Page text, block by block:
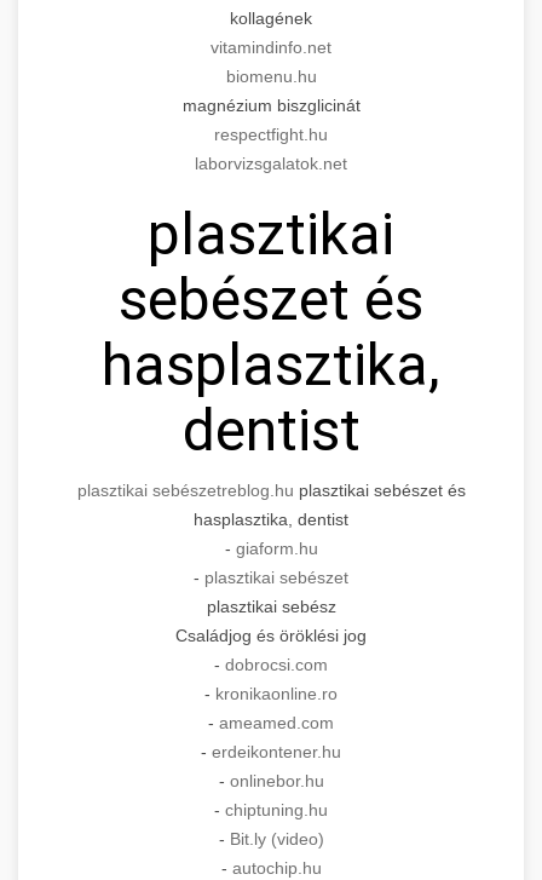
kollagének
vitamindinfo.net
biomenu.hu
magnézium biszglicinát
respectfight.hu
laborvizsgalatok.net
plasztikai
sebészet és
hasplasztika,
dentist
plasztikai sebészetreblog.hu plasztikai sebészet és
hasplasztika, dentist
- giaform.hu
- plasztikai sebészet
plasztikai sebész
Családjog és öröklési jog
- dobrocsi.com
- kronikaonline.ro
- ameamed.com
- erdeikontener.hu
- onlinebor.hu
- chiptuning.hu
- Bit.ly (video)
- autochip.hu